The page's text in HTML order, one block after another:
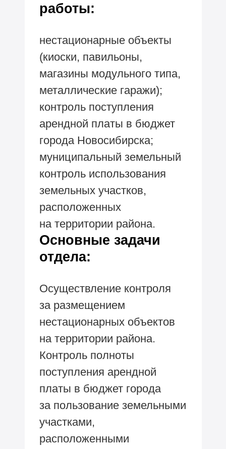
работы:
нестационарные объекты
(киоски, павильоны,
магазины модульного типа,
металлические гаражи);
контроль поступления
арендной платы в бюджет
города Новосибирска;
муниципальный земельный
контроль использования
земельных участков,
расположенных
на территории района.
Основные задачи
отдела:
Осуществление контроля
за размещением
нестационарных объектов
на территории района.
Контроль полноты
поступления арендной
платы в бюджет города
за пользование земельными
участками,
расположенными